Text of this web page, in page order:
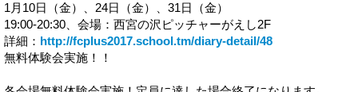
1月10日（金）、24日（金）、31日（金）
19:00-20:30、会場：西宮の沢ピッチャーがえし2F
詳細： http://fcplus2017.school.tm/diary-detail/48
無料体験会実施！！